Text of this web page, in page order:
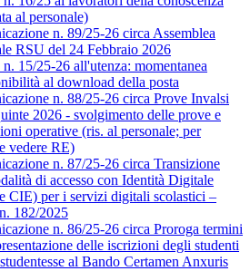
al personale)
n. 89/25-26 circa Assemblea
RSU del 24 Febbraio 2026
15/25-26 all'utenza: momentanea
al download della posta
n. 88/25-26 circa Prove Invalsi
2026 - svolgimento delle prove e
operative (ris. al personale; per
vedere RE)
n. 87/25-26 circa Transizione
di accesso con Identità Digitale
CIE) per i servizi digitali scolastici –
182/2025
n. 86/25-26 circa Proroga termini
delle iscrizioni degli studenti
al Bando Certamen Anxuris